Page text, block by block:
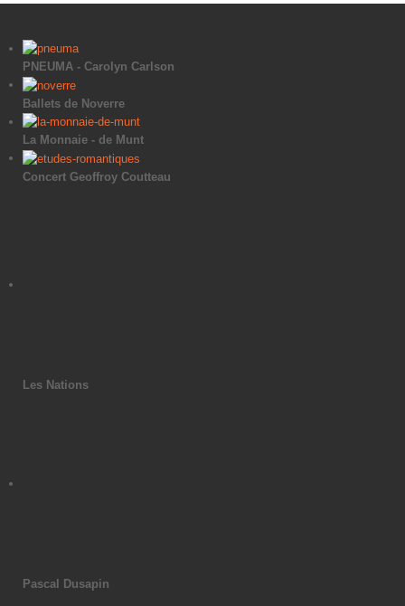
PNEUMA - Carolyn Carlson
Ballets de Noverre
La Monnaie - de Munt
Concert Geoffroy Coutteau
Les Nations
Pascal Dusapin